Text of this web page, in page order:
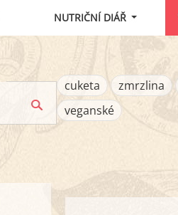
NUTRIČNÍ DIÁŘ
cuketa
zmrzlina
veganské